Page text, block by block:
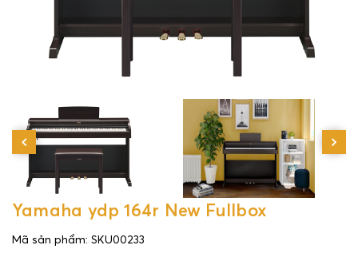
Yamaha ydp 164r New Fullbox
Mã sản phẩm: SKU00233